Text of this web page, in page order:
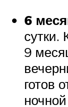
6
сутки.
9
готов